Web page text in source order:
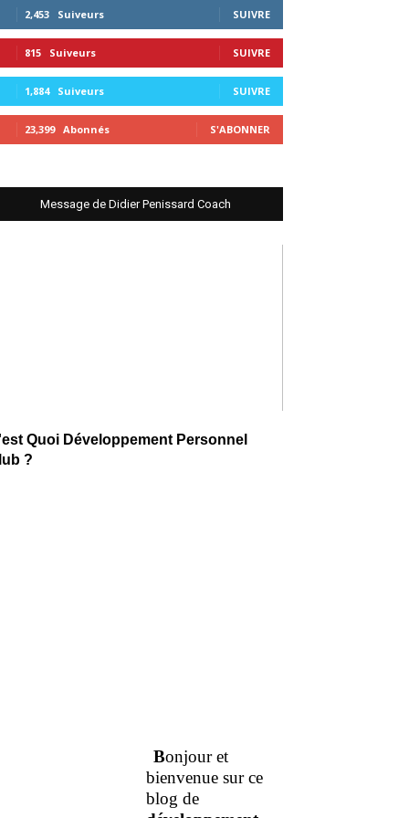
2,453 Suiveurs SUIVRE
815 Suiveurs SUIVRE
1,884 Suiveurs SUIVRE
23,399 Abonnés S'ABONNER
Message de Didier Penissard Coach
Quoi Développement Personnel
?
Bonjour et
bienvenue sur ce
blog de